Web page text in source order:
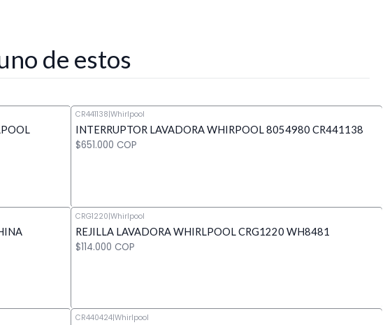
de estos
CR441138|Whirlpool
INTERRUPTOR LAVADORA WHIRPOOL 8054980 CR441138
$651.000 COP
Cantidad
CRG1220|Whirlpool
REJILLA LAVADORA WHIRLPOOL CRG1220 WH8481
$114.000 COP
CR440424|Whirlpool